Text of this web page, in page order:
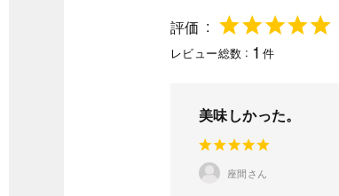
評価
レビュー総数 1 件
美味しかった。
座間さん